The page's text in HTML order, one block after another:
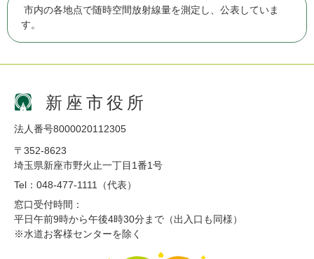
市内の各地点で随時空間放射線量を測定し、公表していま
す。
新座市役所
法人番号8000020112305
〒352-8623
埼玉県新座市野火止一丁目1番1号
Tel：048-477-1111（代表）
窓口受付時間：
平日午前9時から午後4時30分まで（出入口も同様）
※水道お客様センターを除く